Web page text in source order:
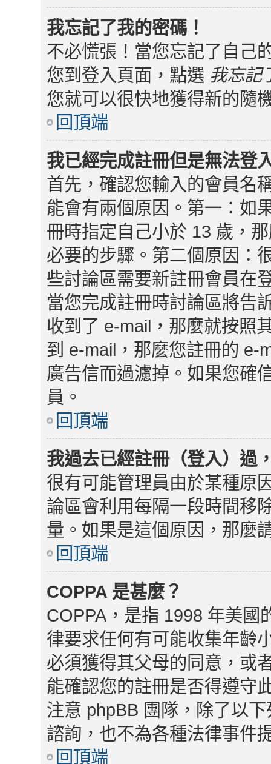
我忘記了我的密碼！
不必慌張！當您忘記了自己
您到登入頁面，點選 我忘記
您就可以很快地獲得新的隨
回頂端
我已經完成註冊但是無法登
首先，確認您輸入的會員名
能會有兩個原因。第一：如
冊時指定自己小於 13 歲，
必要的步驟。第二個原因：
些討論區需要新註冊會員在
當您完成註冊時討論區將告
收到了 e-mail，那麼就按照
到 e-mail，那麼您註冊的 e-
廣告信而過濾掉。如果您確
員。
回頂端
我過去已經註冊（登入）過
很有可能管理員由於某種原
論區會利用每隔一段時間移
量。如果是這個原因，那麼
回頂端
COPPA 是甚麼？
COPPA，是指 1998 年美國
律要求任何有可能收集年齡
必須獲得其父母的同意，或
能確認您的註冊是否得遵守
注意 phpBB 團隊，除了以
諮詢，也不為各種法律事件
回頂端